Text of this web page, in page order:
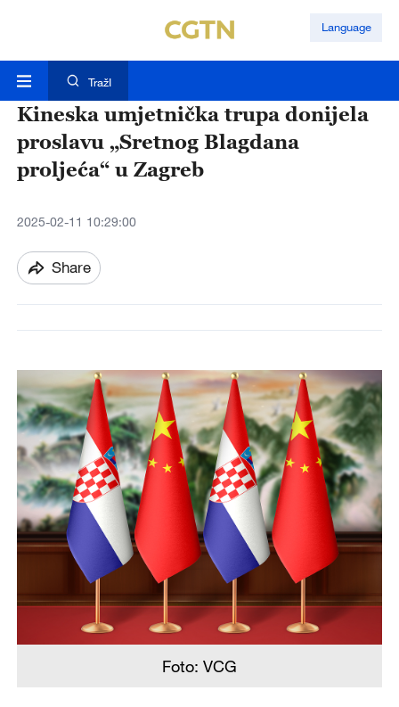
Language
TražI
Kineska umjetnička trupa donijela
proslavu „Sretnog Blagdana
proljeća“ u Zagreb
2025-02-11 10:29:00
Share
Foto: VCG